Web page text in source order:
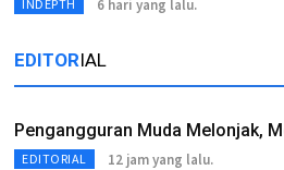
INDEPTH 6 hari yang lalu.
EDITORIAL
Pengangguran Muda Melonjak,
EDITORIAL 12 jam yang lalu.